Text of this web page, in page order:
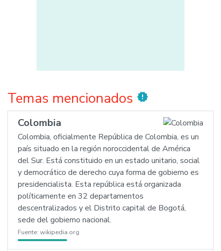
Temas mencionados new_releases
Colombia
Colombia, oficialmente República de Colombia, es un
país situado en la región noroccidental de América
del Sur. Está constituido en un estado unitario, social
y democrático de derecho cuya forma de gobierno es
presidencialista. Esta república está organizada
políticamente en 32 departamentos
descentralizados y el Distrito capital de Bogotá,
sede del gobierno nacional.
Fuente: wikipedia.org